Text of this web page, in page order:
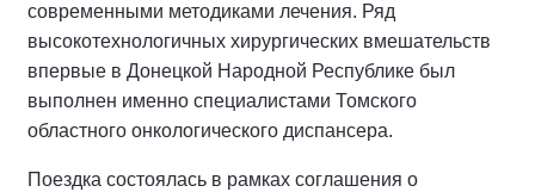
современными методиками лечения. Ряд
высокотехнологичных хирургических вмешательств
впервые в Донецкой Народной Республике был
выполнен именно специалистами Томского
областного онкологического диспансера.
Поездка состоялась в рамках соглашения о